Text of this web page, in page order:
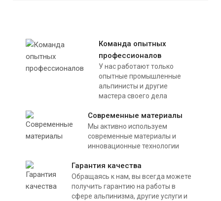
Команда опытных
профессионалов
У нас работают только
опытные промышленные
альпинисты и другие
мастера своего дела
Современные материалы
Мы активно используем
современные материалы и
инновационные технологии
Гарантия качества
Обращаясь к нам, вы всегда можете
получить гарантию на работы в
сфере альпинизма, другие услуги и